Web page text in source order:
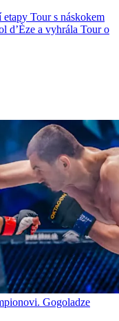
Tour s náskokem
d’Èze a vyhrála Tour o
Gogoladze